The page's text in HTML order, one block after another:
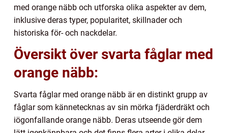
med orange näbb och utforska olika aspekter av dem,
inklusive deras typer, popularitet, skillnader och
historiska för- och nackdelar.
Översikt över svarta fåglar med
orange näbb:
Svarta fåglar med orange näbb är en distinkt grupp av
fåglar som kännetecknas av sin mörka fjäderdräkt och
iögonfallande orange näbb. Deras utseende gör dem